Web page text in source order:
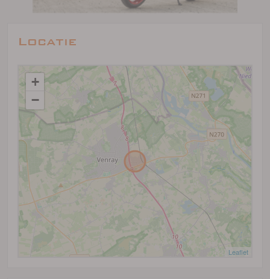
Locatie
+
−
Leaflet